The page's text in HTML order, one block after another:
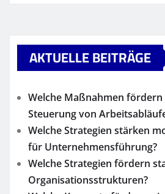
AKTUELLE BEITRÄGE
Welche Maßnahmen
Steuerung von
Welche Strategien stärken
für Unternehmensführung?
Welche Strategien fördern
Organisationsstrukturen?